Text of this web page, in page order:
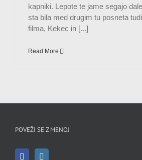
kapniki. Lepote te jame segajo
sta bila med drugim tu posneta
filma, Kekec in [...]
Read More
POVEŽI SE Z MENOJ